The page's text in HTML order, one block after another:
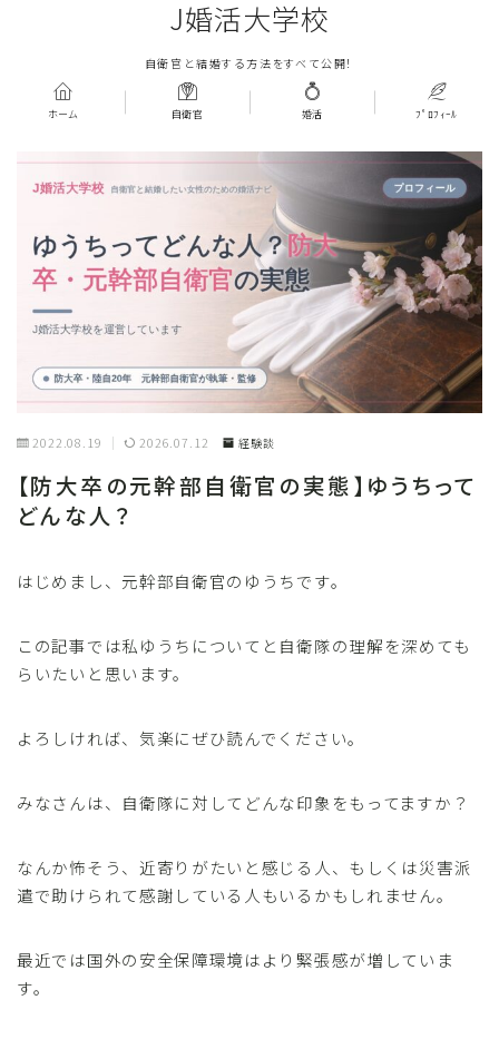
J婚活大学校
自衛官と結婚する方法をすべて公開！
ホーム 自衛官 婚活 ﾌﾟﾛﾌｨｰﾙ
2022.08.19 2026.07.12 経験談
【防大卒の元幹部自衛官の実態】ゆうちって
どんな人？
はじめまし、元幹部自衛官のゆうちです。
この記事では私ゆうちについてと自衛隊の理解を深めても
らいたいと思います。
よろしければ、気楽にぜひ読んでください。
みなさんは、自衛隊に対してどんな印象をもってますか？
なんか怖そう、近寄りがたいと感じる人、もしくは災害派
遣で助けられて感謝している人もいるかもしれません。
最近では国外の安全保障環境はより緊張感が増していま
す。